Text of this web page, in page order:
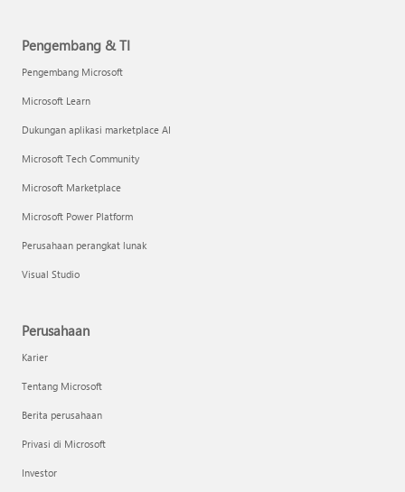
Pengembang & TI
Pengembang Microsoft
Microsoft Learn
Dukungan aplikasi marketplace AI
Microsoft Tech Community
Microsoft Marketplace
Microsoft Power Platform
Perusahaan perangkat lunak
Visual Studio
Perusahaan
Karier
Tentang Microsoft
Berita perusahaan
Privasi di Microsoft
Investor